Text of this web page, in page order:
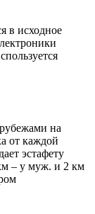
в исходное
на
от каждой
эстафету
– у муж. и 2 км